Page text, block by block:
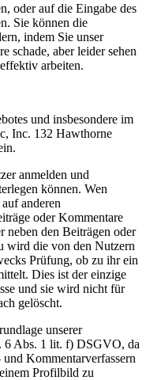
oder auf die Eingabe des
Sie können die
indem Sie unser
schade, aber leider sehen
arbeiten.
und insbesondere im
Inc. 132 Hawthorne
anmelden und
können. Wen
anderen
oder Kommentare
neben den Beiträgen oder
wird die von den Nutzern
Prüfung, ob zu ihr ein
Dies ist der einzige
und sie wird nicht für
gelöscht.
unserer
6 Abs. 1 lit. f) DSGVO, da
Kommentarverfassern
Profilbild zu